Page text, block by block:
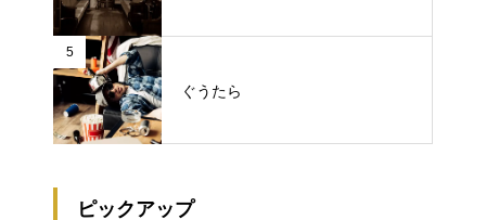
5
ぐうたら
ピックアップ